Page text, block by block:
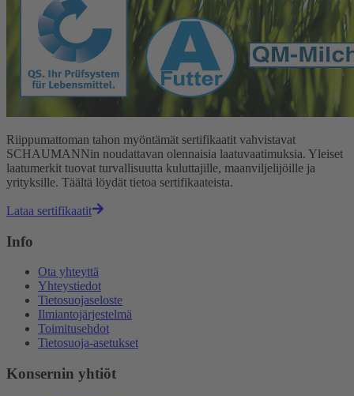
Riippumattoman tahon myöntämät sertifikaatit vahvistavat
SCHAUMANNin noudattavan olennaisia laatuvaatimuksia. Yleiset
laatumerkit tuovat turvallisuutta kuluttajille, maanviljelijöille ja
yrityksille. Täältä löydät tietoa sertifikaateista.
Lataa sertifikaatit
Info
Ota yhteyttä
Yhteystiedot
Tietosuojaseloste
Ilmiantojärjestelmä
Toimitusehdot
Tietosuoja-asetukset
Konsernin yhtiöt